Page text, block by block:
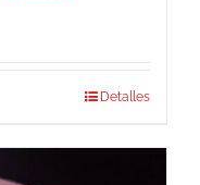
Detalles